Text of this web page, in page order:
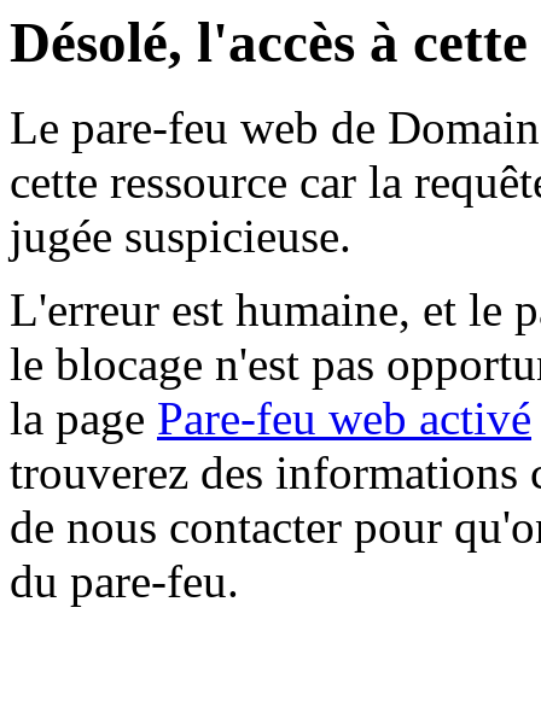
Désolé, l'accès à
Le pare-feu web de
cette ressource car la
jugée suspicieuse.
L'erreur est humaine, et le
le blocage n'est pas
la page Pare-feu web activé
trouverez des informations
de nous contacter pour
du pare-feu.